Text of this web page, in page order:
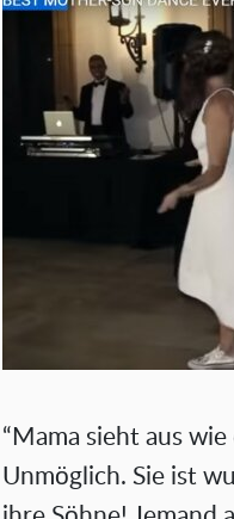
“Mama sieht aus
Unmöglich. Sie ist